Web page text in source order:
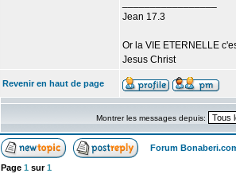
Jean 17.3
Or la VIE ETERNELLE
Jesus Christ
Revenir en haut de page
Montrer les messages depuis:
Forum
Page 1 sur1